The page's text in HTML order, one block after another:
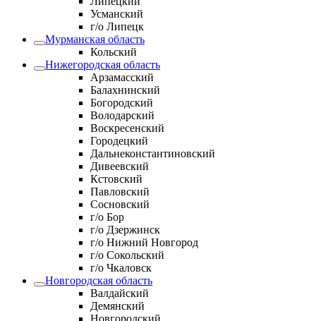
Усманский
г/о Липецк
Мурманская область
Кольский
Нижегородская область
Арзамасский
Балахнинский
Богородский
Володарский
Воскресенский
Городецкий
Дальнеконстантиновский
Дивеевский
Кстовский
Павловский
Сосновский
г/о Бор
г/о Дзержинск
г/о Нижний Новгород
г/о Сокольский
г/о Чкаловск
Новгородская область
Валдайский
Демянский
Новгородский